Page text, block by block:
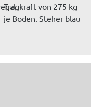
Tragkraft von 275 kg
je Boden. Steher blau